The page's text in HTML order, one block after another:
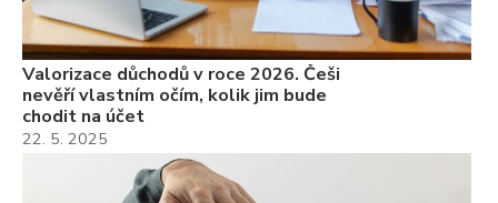
Valorizace důchodů v roce 2026. Češi
nevěří vlastním očím, kolik jim bude
chodit na účet
22. 5. 2025